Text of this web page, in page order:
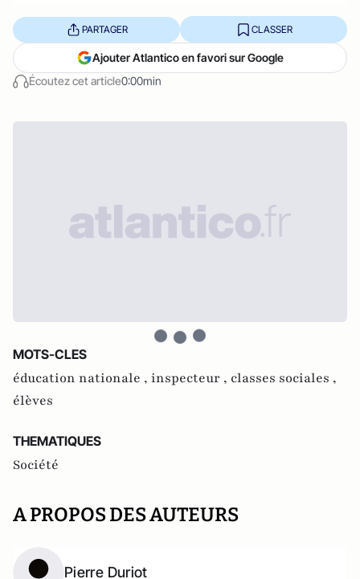
Écoutez cet article0:00min
PARTAGER CLASSER
Ajouter Atlantico en favori sur Google
MOTS-CLES
éducation nationale , inspecteur , classes sociales ,
élèves
THEMATIQUES
Société
A PROPOS DES AUTEURS
Pierre Duriot